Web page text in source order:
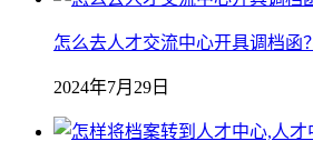
怎么去人才交流中心开具调档函？
2024年7月29日